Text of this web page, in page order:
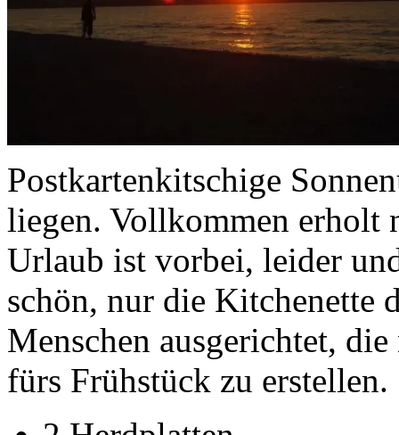
Postkartenkitschige
liegen. Vollkommen erholt
Urlaub ist vorbei, leider
schön, nur die Kitchenette
Menschen ausgerichtet,
fürs Frühstück zu erstellen.